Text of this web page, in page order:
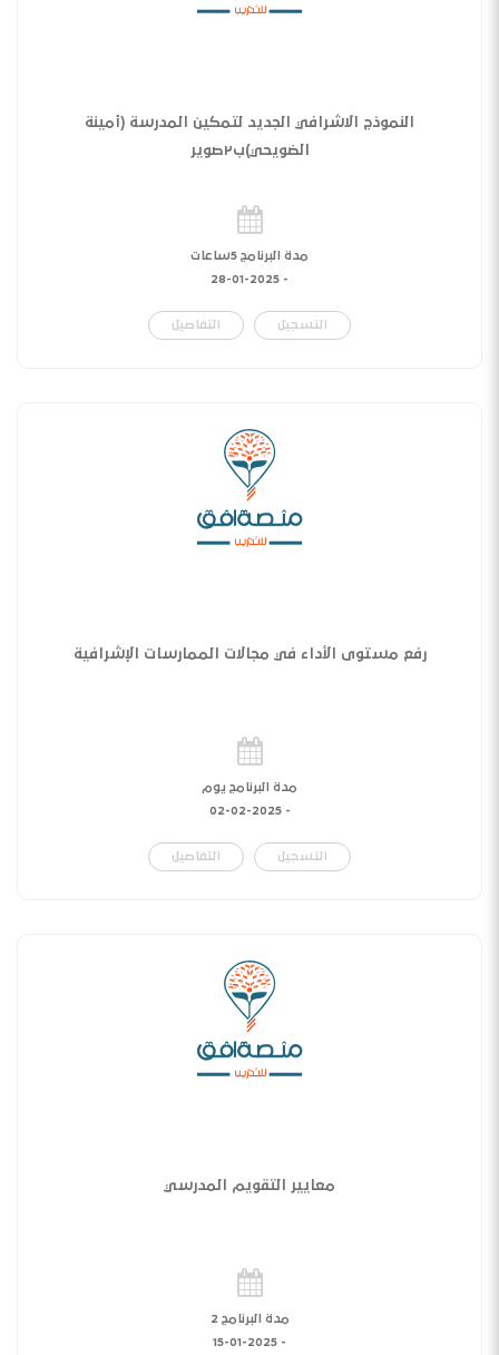
النموذج الاشرافي الجديد لتمكين المدرسة (أمينة
الضويحي)ب٢صوير
مدة البرنامج 5ساعات
-
28-01-2025
التسجيل التفاصيل
رفع مستوى الأداء في مجالات الممارسات الإشرافية
مدة البرنامج يوم
-
02-02-2025
التسجيل التفاصيل
معايير التقويم المدرسي
مدة البرنامج 2
-
15-01-2025